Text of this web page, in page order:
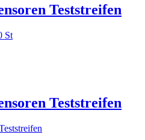
Teststreifen
St
Teststreifen